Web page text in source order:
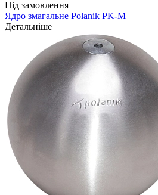
Під замовлення
Ядро змагальне Polanik PK-M
Детальніше